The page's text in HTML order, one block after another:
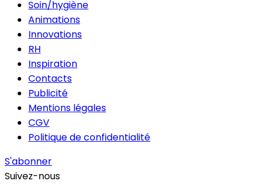
Soin/hygiène
Animations
Innovations
RH
Inspiration
Contacts
Publicité
Mentions légales
CGV
Politique de confidentialité
S'abonner
Suivez-nous